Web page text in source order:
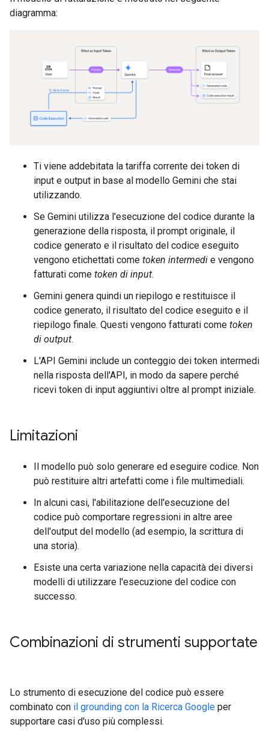
diagramma:
Ti viene addebitata la tariffa corrente dei token di
input e output in base al modello Gemini che stai
utilizzando.
Se Gemini utilizza l'esecuzione del codice durante la
generazione della risposta, il prompt originale, il
codice generato e il risultato del codice eseguito
vengono etichettati come token intermedi e vengono
fatturati come token di input.
Gemini genera quindi un riepilogo e restituisce il
codice generato, il risultato del codice eseguito e il
riepilogo finale. Questi vengono fatturati come token
di output.
L'API Gemini include un conteggio dei token intermedi
nella risposta dell'API, in modo da sapere perché
ricevi token di input aggiuntivi oltre al prompt iniziale.
Limitazioni
Il modello può solo generare ed eseguire codice. Non
può restituire altri artefatti come i file multimediali.
In alcuni casi, l'abilitazione dell'esecuzione del
codice può comportare regressioni in altre aree
dell'output del modello (ad esempio, la scrittura di
una storia).
Esiste una certa variazione nella capacità dei diversi
modelli di utilizzare l'esecuzione del codice con
successo.
Combinazioni di strumenti supportate
Lo strumento di esecuzione del codice può essere
combinato con il grounding con la Ricerca Google per
supportare casi d'uso più complessi.